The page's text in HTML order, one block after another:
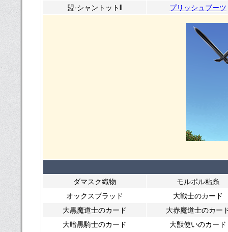
盟-シャントットII
プリッシュブーツ
ダマスク織物
モルボル粘糸
オックスブラッド
大戦士のカード
大黒魔道士のカード
大赤魔道士のカー
大暗黒騎士のカード
大獣使いのカード